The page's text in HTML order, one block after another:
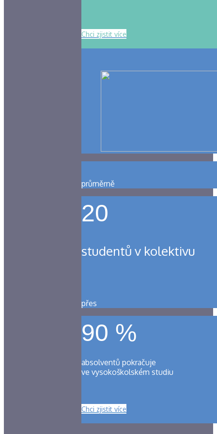
Chci zjistit více
průměrně
20
studentů v kolektivu
přes
90 %
absolventů pokračuje
ve vysokoškolském studiu
Chci zjistit více